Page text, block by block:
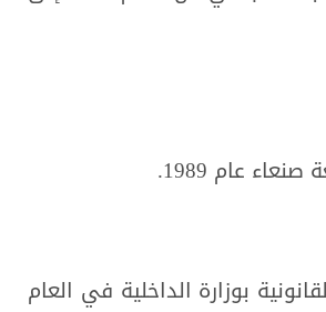
عام 1989.
بوزارة الداخلية في العام